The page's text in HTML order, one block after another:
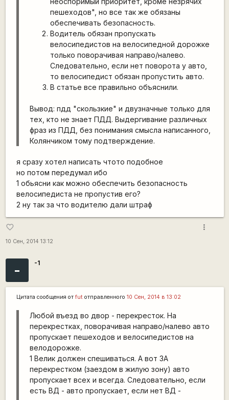
пешеходов", но все так же обязаны
обеспечивать безопасность.
Водитель обязан пропускать
велосипедистов на велосипедной дорожке
только поворачивая направо/налево.
Следовательно, если нет поворота у авто,
то велосипедист обязан пропустить авто.
В статье все правильно объяснили.
Вывод: пдд "скользкие" и двузначные только для
тех, кто не знает ПДД. Выдергивание различных
фраз из ПДД, без понимания смысла написанного,
Колянчиком тому подтверждение.
я сразу хотел написать чтото подобное
но потом передумал ибо
1 обьясни как можно обеспечить безопасность
велосипедиста не пропустив его?
2 ну так за что водителю дали штраф
favorite_border
10 Сен, 2014 13:12
more_vert
- -1
Цитата сообщения от futотправленного 10 Сен, 2014 в 13:02
Любой въезд во двор - перекресток. На
перекрестках, поворачивая направо/налево авто
пропускает пешеходов и велосипедистов на
велодорожке.
1 Велик должен спешиваться. А вот ЗА
перекрестком (заездом в жилую зону) авто
пропускает всех и всегда. Следовательно, если
есть ВД - авто пропускает, если нет ВД -